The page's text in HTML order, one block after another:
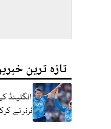
تازہ ترین
ٹرنر نے